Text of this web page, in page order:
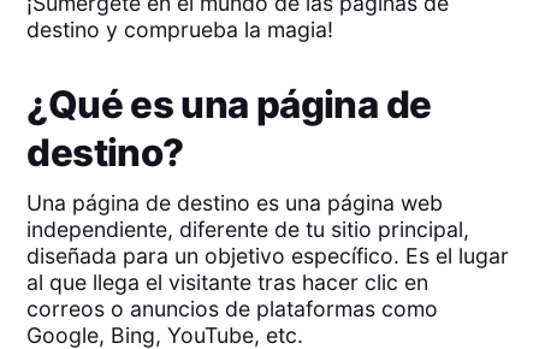
destino y comprueba la magia!
¿Qué es una página de
destino?
Una página de destino es una página web
independiente, diferente de tu sitio principal,
diseñada para un objetivo específico. Es el lugar
al que llega el visitante tras hacer clic en
correos o anuncios de plataformas como
Google, Bing, YouTube, etc.